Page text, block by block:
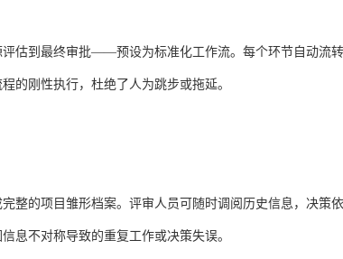
估到最终审批——预设为标准化工作流。每个环节自动流转
的刚性执行，杜绝了人为跳步或拖延。
整的项目雏形档案。评审人员可随时调阅历史信息，决策
息不对称导致的重复工作或决策失误。